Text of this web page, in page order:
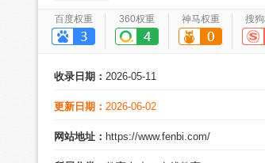
百度权重 360权重 神马权重 搜
收录日期： 2026-05-11
更新日期： 2026-06-02
网站地址： https://www.fenbi.com/